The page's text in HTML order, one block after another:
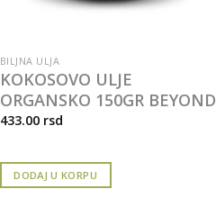
BILJNA ULJA
KOKOSOVO ULJE
ORGANSKO 150GR BEYOND
433.00 rsd
DODAJ U KORPU